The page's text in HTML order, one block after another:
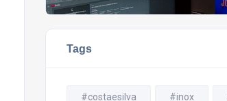
Tags
#costaesilva #inox